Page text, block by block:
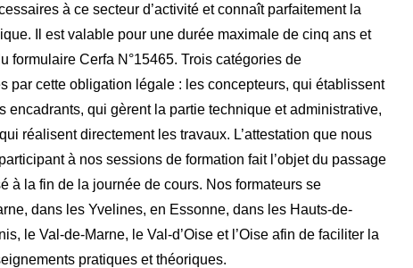
à ce secteur d’activité et connaît parfaitement la
Il est valable pour une durée maximale de cinq ans et
formulaire Cerfa N°15465. Trois catégories de
par cette obligation légale : les concepteurs, qui établissent
encadrants, qui gèrent la partie technique et administrative,
réalisent directement les travaux. L’attestation que nous
à nos sessions de formation fait l’objet du passage
à la fin de la journée de cours. Nos formateurs se
dans les Yvelines, en Essonne, dans les Hauts-de-
le Val-de-Marne, le Val-d’Oise et l’Oise afin de faciliter la
pratiques et théoriques.